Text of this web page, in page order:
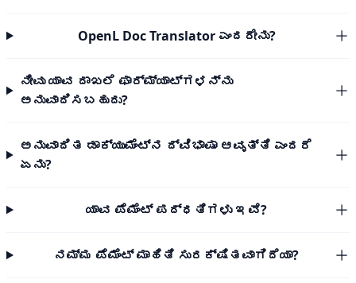
OpenL Doc Translator ಎಂದರೇನು?
ನೀವು ಯಾವ ದಾಖಲೆ ಫಾರ್ಮ್ಯಾಟ್‌ಗಳನ್ನು
ಅನುವಾದಿಸಬಹುದು?
ಅನುವಾದಿತ ಡಾಕ್ಯುಮೆಂಟ್‌ನ ದ್ವಿಭಾಷಾ ಆವೃತ್ತಿ ಎಂದರೆ
ಏನು?
ಯಾವ ಪೆಮೆಂಟ್ ಪದ್ಧತಿಗಳು ಇವೆ?
ನಮ್ಮ ಪೆಮೆಂಟ್ ಮಾಹಿತಿ ಸುರಕ್ಷಿತವಾಗಿದೆಯಾ?